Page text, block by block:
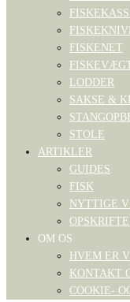
FISKENET
LODDER
SAKSE &
STOLE
ARTIKLER
GUIDES
FISK
NYTTIGE
OM OS
HVEM ER
KONTAKT
COOKIE-